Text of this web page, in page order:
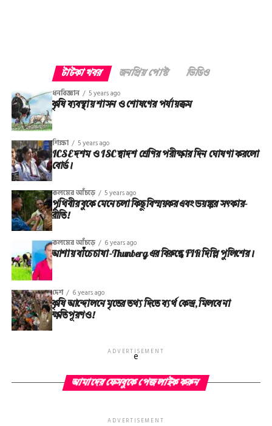
টাটকা খবর জনপ্রিয় পোস্ট ভিডিও
ধনবিজ্ঞান 5 years ago
কৃষি ব্যবস্থায় শাসন ও শোষণের পর্যায়ক্রম
শিক্ষা 5 years ago
ICSE দশম ও ISC দ্বাদশ শ্রেণির পরীক্ষার দিন ঘোষণা করলো
বোর্ড।
কলমের আঁচড়ে 5 years ago
পৃথিবীর বুকে মেনে চলা কিছু বিস্ময়কর এবং ভয়ঙ্কর সত্‍কার-
রীতি!
কলমের আঁচড়ে 6 years ago
আশায় বাঁচে চাষা-Thunberg এর বিরুদ্ধে FIR দিল্লি পুলিশের।
দেশ 6 years ago
কৃষি আন্দোলনে মৃতের তথ‌্য দিতে ব্যর্থ কেন্দ্র, মিলবে না
ক্ষতিপূরণও!
ADVERTISEMENT
e
আমাদের ফেসবুকে পেজ লাইক করুন
ADVERTISEMENT